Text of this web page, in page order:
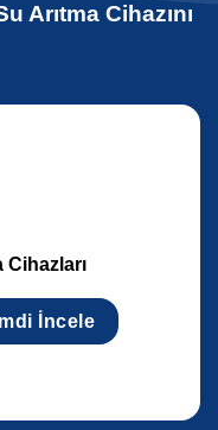
Arıtma Cihazını
Cihazları
İncele